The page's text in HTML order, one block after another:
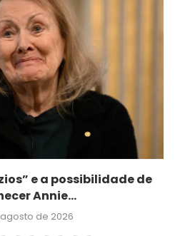
e a possibilidade de
Annie...
de 2026